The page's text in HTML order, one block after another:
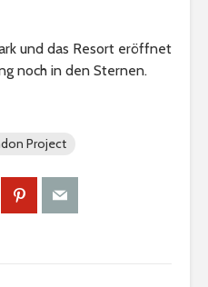
und das Resort eröffnet
noch in den Sternen.
Project